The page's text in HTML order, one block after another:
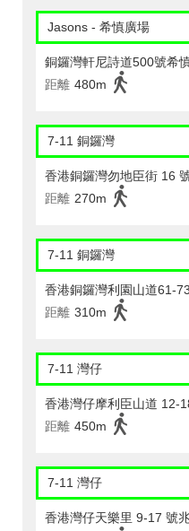
Jasons - 希慎廣場
銅鑼灣軒尼詩道500號希
距離 480m
7-11 銅鑼灣
香港銅鑼灣勿地臣街 16
距離 270m
7-11 銅鑼灣
香港銅鑼灣利園山道61-
距離 310m
7-11 灣仔
香港灣仔摩利臣山道 12-
距離 450m
7-11 灣仔
香港灣仔天樂里 9-17 號